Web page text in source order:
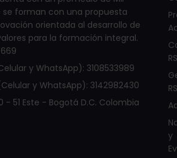
forman con una propuesta
orientada al desarrollo de
para la formación integral.
y WhatsApp): 3108533989
y WhatsApp): 3142982430
- 51 Este - Bogotá D.C. Colombia
y